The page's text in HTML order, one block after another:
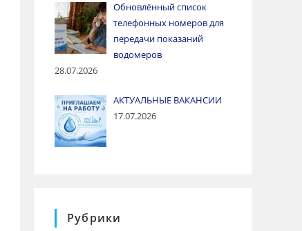
Обновлённый список
телефонных номеров для
передачи показаний
водомеров
28.07.2026
АКТУАЛЬНЫЕ ВАКАНСИИ
17.07.2026
Рубрики